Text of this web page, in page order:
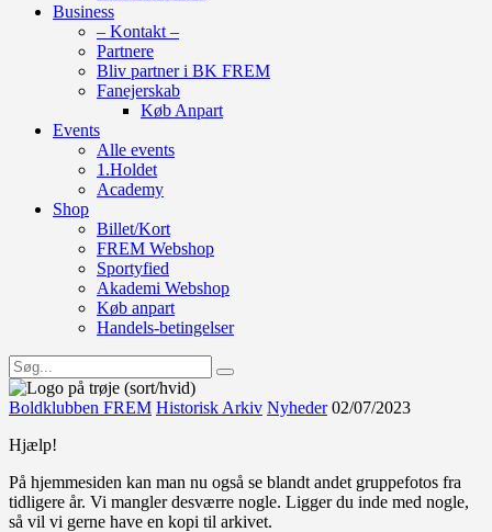
Business
– Kontakt –
Partnere
Bliv partner i BK FREM
Fanejerskab
Køb Anpart
Events
Alle events
1.Holdet
Academy
Shop
Billet/Kort
FREM Webshop
Sportyfied
Akademi Webshop
Køb anpart
Handels-betingelser
Boldklubben FREM Historisk Arkiv Nyheder 02/07/2023
Hjælp!
På hjemmesiden kan man nu også se blandt andet gruppefotos fra
tidligere år. Vi mangler desværre nogle. Ligger du inde med nogle,
så vil vi gerne have en kopi til arkivet.